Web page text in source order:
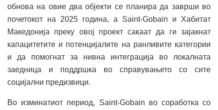
обнова на овие два објекти се планира да заврши во
почетокот на 2025 година, а Saint-Gobain и Хабитат
Македонија преку овој проект сакаат да ги зајакнат
капацитетите и потенцијалите на ранливите категории
и да помогнат за нивна интеграција во локалната
заедница и поддршка во справувањето со сите
социјални предизвици.
Во изминатиот период, Saint-Gobain во соработка со